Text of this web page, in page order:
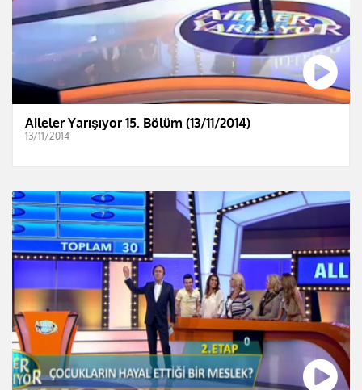
Aileler Yarışıyor 15. Bölüm (13/11/2014)
13/11/2014